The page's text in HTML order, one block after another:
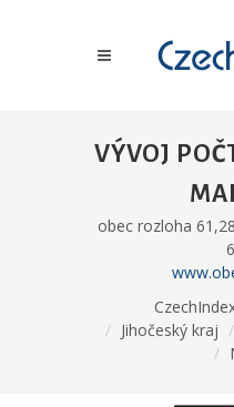
VÝVOJ
obec rozloha
Jihočeský kraj